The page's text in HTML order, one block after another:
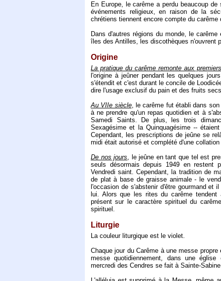
En Europe, le carême a perdu beaucoup
événements religieux, en raison de la
chrétiens tiennent encore compte du
Dans d'autres régions du monde, le
îles des Antilles, les discothèques n'ouvrent
Origine
La pratique du carême remonte aux
l'origine à jeûner pendant les quelques
s'étendit et c'est durant le concile de
dire l'usage exclusif du pain et des fruits
Au VIIe siècle, le carême fut établi dans
à ne prendre qu'un repas quotidien et à
Samedi Saints. De plus, les trois
Sexagésime et la Quinquagésime --
Cependant, les prescriptions de jeûne se
midi était autorisé et complété d'une collation
De nos jours, le jeûne en tant que tel est
seuls désormais depuis 1949 en restent
Vendredi saint. Cependant, la tradition de
de plat à base de graisse animale - le
l'occasion de s'abstenir d'être gourmand et
lui. Alors que les rites du carême
présent sur le caractère spirituel du
spirituel.
Liturgie
La couleur liturgique est le violet.
Chaque jour du Carême à une messe
messe quotidiennement, dans une
mercredi des Cendres se fait à Sainte-